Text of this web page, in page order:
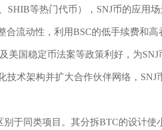
SHIB等热门代币），SNJ币的应用
流动性，利用BSC的低手续费和
美国稳定币法案等政策利好，为SNJ
术架构并扩大合作伙伴网络，SNJ
于同类项目。其分拆BTC的设计使